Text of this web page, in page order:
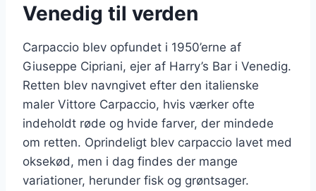
Venedig til verden
Carpaccio blev opfundet i 1950’erne af
Giuseppe Cipriani, ejer af Harry’s Bar i Venedig.
Retten blev navngivet efter den italienske
maler Vittore Carpaccio, hvis værker ofte
indeholdt røde og hvide farver, der mindede
om retten. Oprindeligt blev carpaccio lavet med
oksekød, men i dag findes der mange
variationer, herunder fisk og grøntsager.